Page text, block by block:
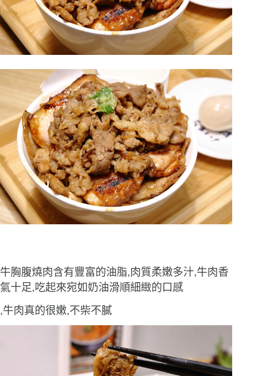
牛胸腹燒肉含有豐富的油脂,肉質柔嫩多汁,牛肉香
氣十足,吃起來宛如奶油滑順細緻的口感
,牛肉真的很嫩,不柴不膩